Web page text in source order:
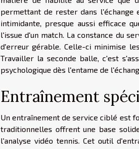
permettant de rester dans l'échange
intimidante, presque aussi efficace
l'issue d'un match. La constance du
d'erreur gérable. Celle-ci minimise
Travailler la seconde balle, c'est
psychologique dès l'entame de
Entraînement
Un entraînement de service ciblé est
traditionnelles offrent une base
l'analyse vidéo tennis. Cet outil